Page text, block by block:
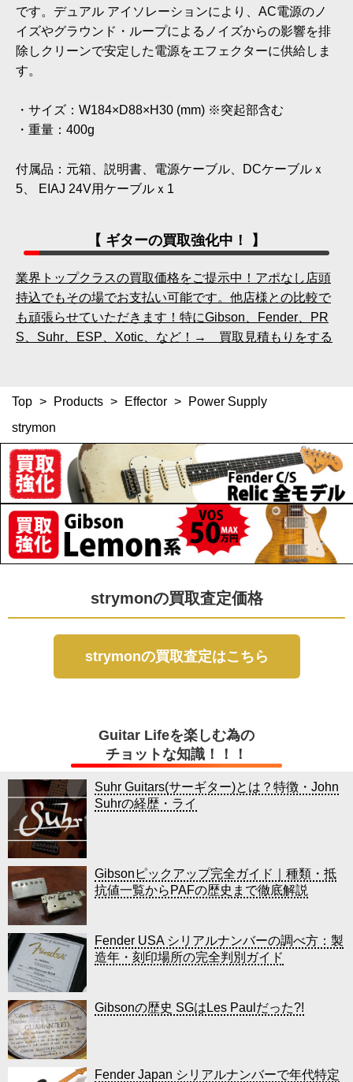
です。デュアル アイソレーションにより、AC電源のノ
イズやグラウンド・ループによるノイズからの影響を排
除しクリーンで安定した電源をエフェクターに供給しま
す。
・サイズ：W184×D88×H30 (mm) ※突起部含む
・重量：400g
付属品：元箱、説明書、電源ケーブル、DCケーブルｘ
5、 EIAJ 24V用ケーブルｘ1
【 ギターの買取強化中！ 】
業界トップクラスの買取価格をご提示中！アポなし店頭
持込でもその場でお支払い可能です。他店様との比較で
も頑張らせていただきます！特にGibson、Fender、PR
S、Suhr、ESP、Xotic、など！→ 買取見積もりをする
Top > Products > Effector >
Power Supply
strymon
strymonの買取査定価格
strymonの買取査定はこちら
Guitar Lifeを楽しむ為の
チョットな知識！！！
Suhr Guitars(サーギター)とは？特徴・John
Suhrの経歴・ライ
Gibsonピックアップ完全ガイド｜種類・抵
抗値一覧からPAFの歴史まで徹底解説
Fender USA シリアルナンバーの調べ方：製
造年・刻印場所の完全判別ガイド
Gibsonの歴史 SGはLes Paulだった?!
Fender Japan シリアルナンバーで年代特定